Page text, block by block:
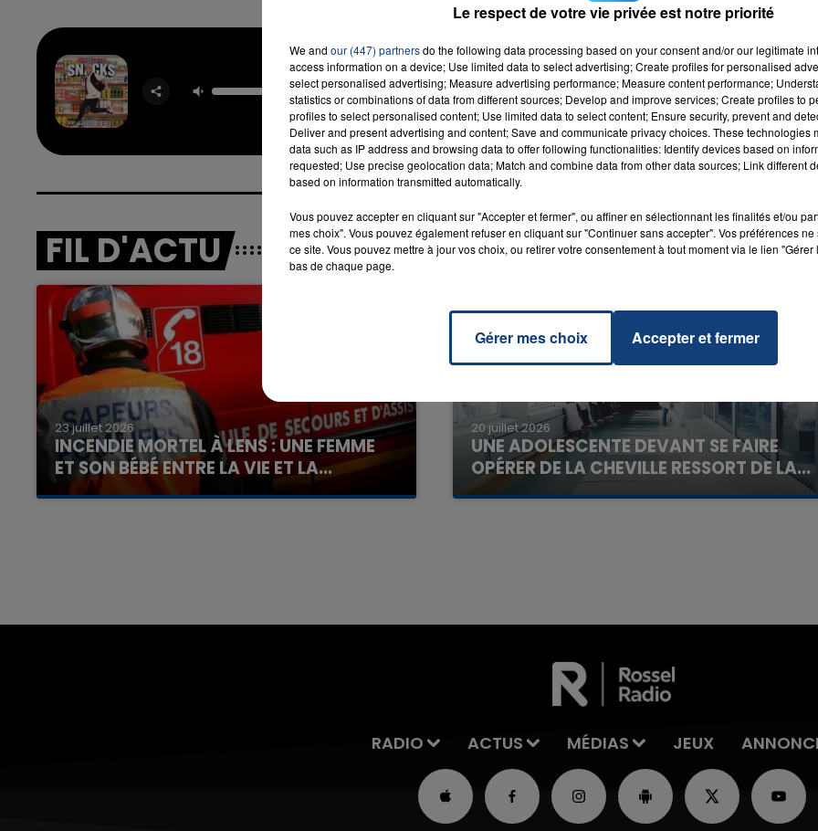
You Don't Know
Me
JAX JONES
RADIO CONTACT
FIL D'ACTU
23 juillet 2026
INCENDIE MORTEL À LENS : UNE FEMME
ET SON BÉBÉ ENTRE LA VIE ET LA...
Un homme s'est immolé par le feu après avoir
20 juillet 2026
UNE ADOLESCENTE DEVANT SE FAIRE
OPÉRER DE LA CHEVILLE RESSORT DE LA...
La famille a porté plainte contre la clinique qui a
RADIO ACTUS MÉDIAS JEUX
Le respect de votre vie privée est notre priorité
We and our (447) partnersdo the following data processing based on your consent and/or our legitimate
access information on a device; Use limited data to select advertising; Create profiles for personalised
select personalised advertising; Measure advertising performance; Measure content performance;
statistics or combinations of data from different sources; Develop and improve services; Create profiles to
profiles to select personalised content; Use limited data to select content; Ensure security, prevent and
Deliver and present advertising and content; Save and communicate privacy choices. These technologies
data such as IP address and browsing data to offer following functionalities: Identify devices based on
requested; Use precise geolocation data; Match and combine data from other data sources; Link different
based on information transmitted automatically.
Vous pouvez accepter en cliquant sur "Accepter et fermer", ou affiner en sélectionnant les finalités et/ou
mes choix". Vous pouvez également refuser en cliquant sur "Continuer sans accepter". Vos préférences
ce site. Vous pouvez mettre à jour vos choix, ou retirer votre consentement à tout moment via le lien
bas de chaque page.
Gérer mes choix Accepter et fermer